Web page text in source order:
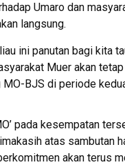
Umaro dan
langsung.
ini panutan bagi kita
Muer akan
BJS di periode
pada kesempatan
atas sambutan
akan terus